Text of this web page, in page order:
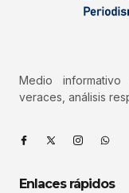
Medio
veraces, análisis
Enlaces rápidos